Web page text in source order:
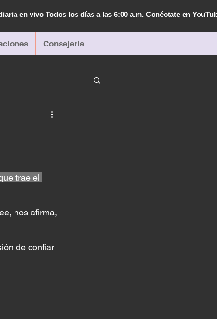
en vivo Todos los días a las 6:00 a.m. Conéctate en
Consejeria
trae el
nos afirma,
de confiar